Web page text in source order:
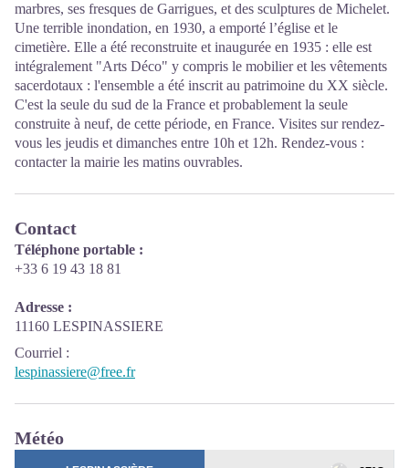
marbres, ses fresques de Garrigues, et des sculptures de Michelet.
Une terrible inondation, en 1930, a emporté l’église et le
cimetière. Elle a été reconstruite et inaugurée en 1935 : elle est
intégralement "Arts Déco" y compris le mobilier et les vêtements
sacerdotaux : l'ensemble a été inscrit au patrimoine du XX siècle.
C'est la seule du sud de la France et probablement la seule
construite à neuf, de cette période, en France. Visites sur rendez-
vous les jeudis et dimanches entre 10h et 12h. Rendez-vous :
contacter la mairie les matins ouvrables.
Contact
Téléphone portable :
+33 6 19 43 18 81
Adresse :
11160 LESPINASSIERE
Courriel :
lespinassiere@free.fr
Météo